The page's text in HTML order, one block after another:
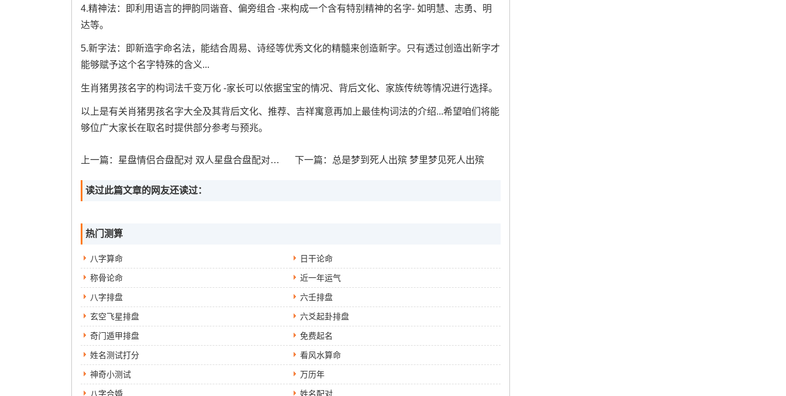
4.精神法：即利用语言的押韵同谐音、偏旁组合 -来构成一个含有特别精神的名字- 如明慧、志勇、明
达等。
5.新字法：即新造字命名法，能结合周易、诗经等优秀文化的精髓来创造新字。只有透过创造出新字才
能够赋予这个名字特殊的含义...
生肖猪男孩名字的构词法千变万化 -家长可以依据宝宝的情况、背后文化、家族传统等情况进行选择。
以上是有关肖猪男孩名字大全及其背后文化、推荐、吉祥寓意再加上最佳构词法的介绍...希望咱们将能
够位广大家长在取名时提供部分参考与预兆。
上一篇： 星盘情侣合盘配对 双人星盘合盘配对分析 下一篇： 总是梦到死人出殡 梦里梦见死人出殡
读过此篇文章的网友还读过：
热门测算
八字算命 日干论命
称骨论命 近一年运气
八字排盘 六壬排盘
玄空飞星排盘 六爻起卦排盘
奇门遁甲排盘 免费起名
姓名测试打分 看风水算命
神奇小测试 万历年
八字合婚 姓名配对